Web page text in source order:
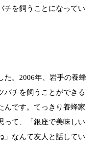
チを飼うことになってい
た。2006年、岩手の養蜂
バチを飼うことができる
んです。てっきり養蜂家
って、「銀座で美味しい
」なんて友人と話してい